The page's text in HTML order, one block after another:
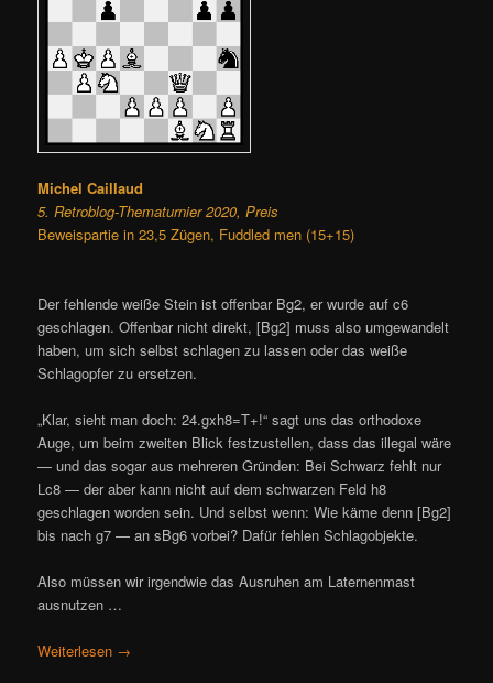
Michel Caillaud
5. Retroblog-Thematurnier 2020, Preis
Beweispartie in 23,5 Zügen, Fuddled men (15+15)
Der fehlende weiße Stein ist offenbar Bg2, er wurde auf c6
geschlagen. Offenbar nicht direkt, [Bg2] muss also umgewandelt
haben, um sich selbst schlagen zu lassen oder das weiße
Schlagopfer zu ersetzen.
„Klar, sieht man doch: 24.gxh8=T+!“ sagt uns das orthodoxe
Auge, um beim zweiten Blick festzustellen, dass das illegal wäre
— und das sogar aus mehreren Gründen: Bei Schwarz fehlt nur
Lc8 — der aber kann nicht auf dem schwarzen Feld h8
geschlagen worden sein. Und selbst wenn: Wie käme denn [Bg2]
bis nach g7 — an sBg6 vorbei? Dafür fehlen Schlagobjekte.
Also müssen wir irgendwie das Ausruhen am Laternenmast
ausnutzen …
Weiterlesen →